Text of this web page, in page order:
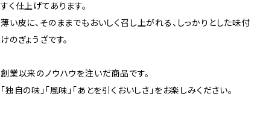
すく仕上げてあります。
薄い皮に、そのままでもおいしく召し上がれる、しっかりとした味付
けのぎょうざです。
創業以来のノウハウを注いだ商品です。
「独自の味」「風味」「あとを引くおいしさ」をお楽しみください。